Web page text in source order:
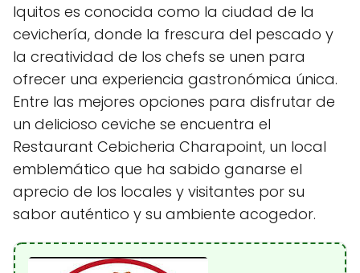
Iquitos es conocida como la ciudad de la
cevichería, donde la frescura del pescado y
la creatividad de los chefs se unen para
ofrecer una experiencia gastronómica única.
Entre las mejores opciones para disfrutar de
un delicioso ceviche se encuentra el
Restaurant Cebicheria Charapoint, un local
emblemático que ha sabido ganarse el
aprecio de los locales y visitantes por su
sabor auténtico y su ambiente acogedor.